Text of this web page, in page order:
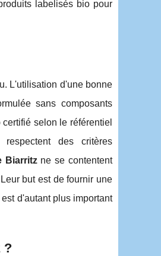
labelisés bio pour
L'utilisation d'une bonne
sans composants
selon le référentiel
des critères
Biarritzne se contentent
but est de fournir une
d'autant plus important
?